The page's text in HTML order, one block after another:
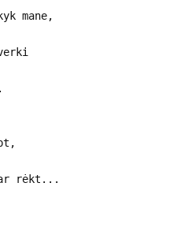
mane,
ar rėkt...